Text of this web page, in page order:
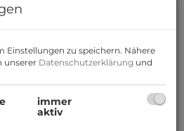
Einstellungen zu speichern. Nähere
unserer Datenschutzerklärung und
immer
aktiv